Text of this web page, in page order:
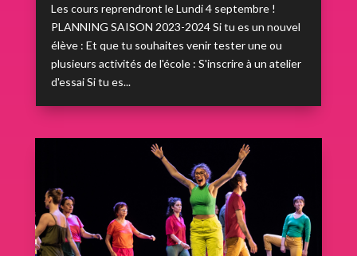
Les cours reprendront le Lundi 4 septembre !
PLANNING SAISON 2023-2024 Si tu es un nouvel
élève : Et que tu souhaites venir tester une ou
plusieurs activités de l'école : S'inscrire à un atelier
d'essai Si tu es...